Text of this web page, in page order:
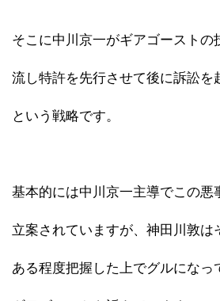
そこに中川京一がギアゴーストの
流し特許を先行させて後に訴訟を
という戦略です。
基本的には中川京一主導でこの悪
立案されていますが、神田川敦は
ある程度把握した上でグルになっ